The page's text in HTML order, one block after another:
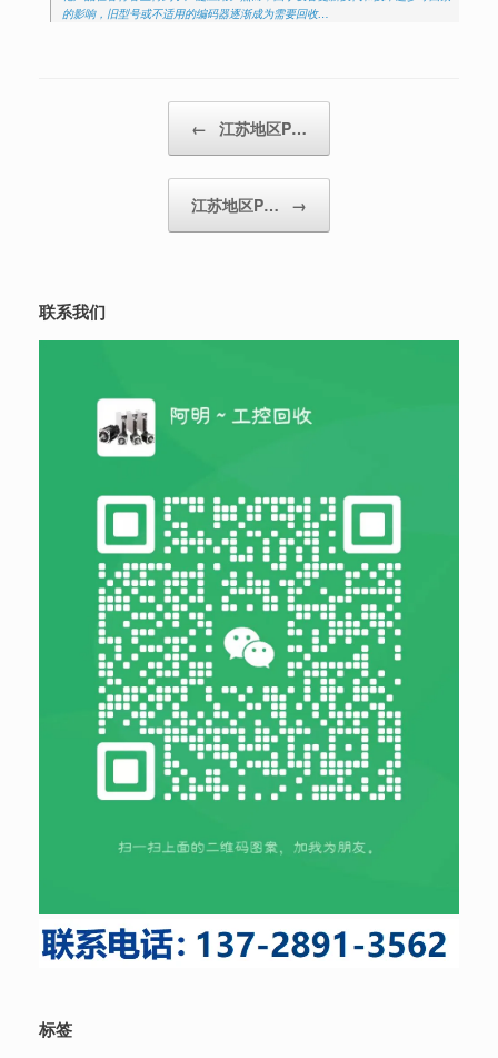
的影响，旧型号或不适用的编码器逐渐成为需要回收…
← 江苏地区P…
江苏地区P… →
联系我们
标签